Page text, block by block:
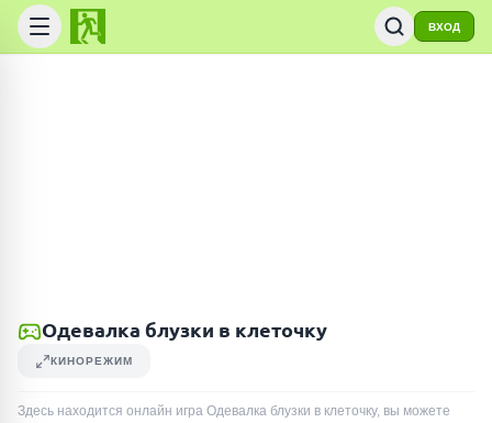
ВХОД
Одевалка блузки в клеточку
КИНОРЕЖИМ
Здесь находится онлайн игра Одевалка блузки в клеточку, вы можете